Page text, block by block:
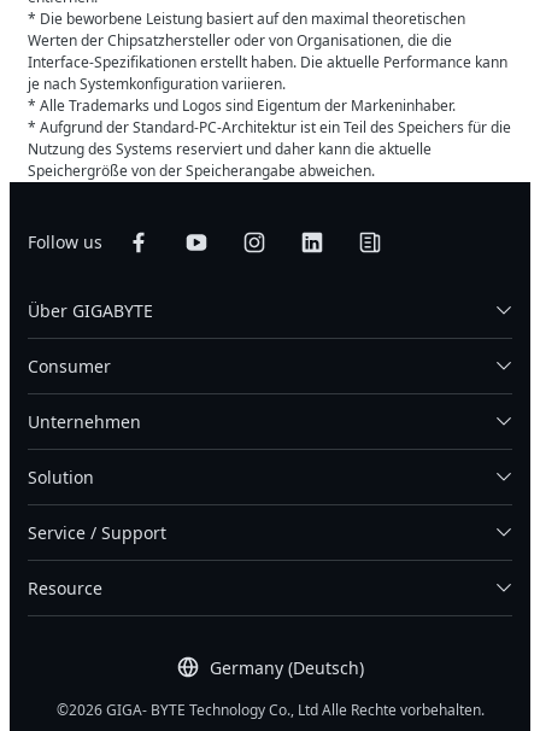
* Die beworbene Leistung basiert auf den maximal theoretischen
Werten der Chipsatzhersteller oder von Organisationen, die die
Interface-Spezifikationen erstellt haben. Die aktuelle Performance kann
je nach Systemkonfiguration variieren.
* Alle Trademarks und Logos sind Eigentum der Markeninhaber.
* Aufgrund der Standard-PC-Architektur ist ein Teil des Speichers für die
Nutzung des Systems reserviert und daher kann die aktuelle
Speichergröße von der Speicherangabe abweichen.
Follow us
Germany (Deutsch)
Über GIGABYTE
Consumer
Unternehmen
Solution
Service / Support
Resource
©2026 GIGA- BYTE Technology Co., Ltd Alle Rechte vorbehalten.